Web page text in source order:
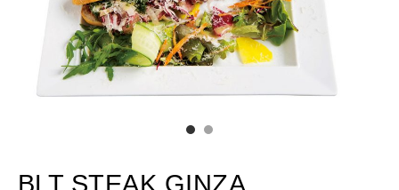
FORTUNE
明日のわたし
[12星座別] Weekly Holoscope
BLT STEAK GINZA